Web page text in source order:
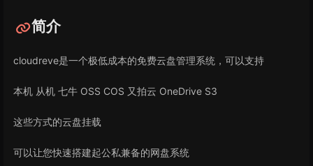
简介
cloudreve是一个极低成本的免费云盘管理系统，可以支持
本机 从机 七牛 OSS COS 又拍云 OneDrive S3
这些方式的云盘挂载
可以让您快速搭建起公私兼备的网盘系统